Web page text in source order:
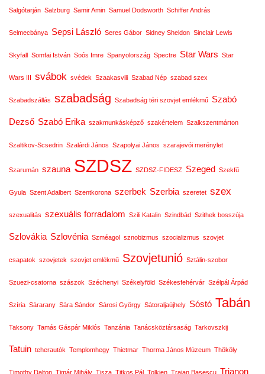
Salgótarján Salzburg Samir Amin Samuel Dodsworth Schiffer András
Selmecbánya Sepsi László Seres Gábor Sidney Sheldon Sinclair Lewis
Skyfall Somfai István Soós Imre Spanyolország Spectre Star Wars Star
Wars III svábok svédek Szaakasvili Szabad Nép szabad szex
Szabadszállás szabadság Szabadság téri szovjet emlékmű Szabó
Dezső Szabó Erika szakmunkásképző szakértelem Szalkszentmárton
Szaltikov-Scsedrin Szalárdi János Szapolyai János szarajevói merénylet
Szarumán szauna SZDSZ SZDSZ-FIDESZ Szeged Szekfű
Gyula Szent Adalbert Szentkorona szerbek Szerbia szeretet szex
szexualitás szexuális forradalom Szili Katalin Szindbád Szithek bosszúja
Szlovákia Szlovénia Szméagol sznobizmus szocializmus szovjet
csapatok szovjetek szovjet emlékmű Szovjetunió Sztálin-szobor
Szuezi-csatorna szászok Széchenyi Székelyföld Székesfehérvár Szélpál Árpád
Szíria Sárarany Sára Sándor Sárosi György Sátoraljaújhely Sóstó Tabán
Taksony Tamás Gáspár Miklós Tanzánia Tanácsköztársaság Tarkovszkij
Tatuin teherautók Templomhegy Thietmar Thorma János Múzeum Thököly
Timothy Dalton Timár Mihály Tisza Titkos Pál Tolkien Traian Basescu Trianon